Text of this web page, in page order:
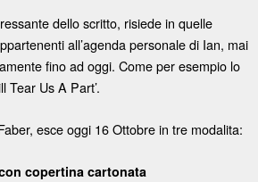
dello scritto, risiede in quelle
all’agenda personale di Ian, mai
fino ad oggi. Come per esempio lo
Tear Us A Part’.
esce oggi 16 Ottobre in tre modalita:
copertina cartonata